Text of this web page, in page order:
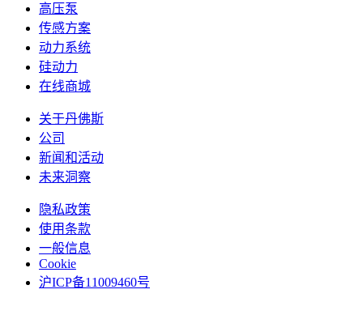
高压泵
传感方案
动力系统
硅动力
在线商城
关于丹佛斯
公司
新闻和活动
未来洞察
隐私政策
使用条款
一般信息
Cookie
沪ICP备11009460号